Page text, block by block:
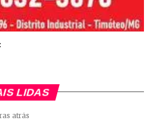
LIDAS
atrás